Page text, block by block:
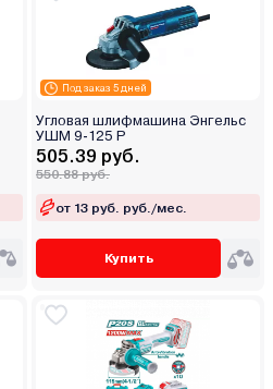
Под заказ 5 дней
Угловая шлифмашина Энгельс
УШМ 9-125 Р
505.39 руб.
550.88 руб.
от 13 руб. руб./мес.
Купить